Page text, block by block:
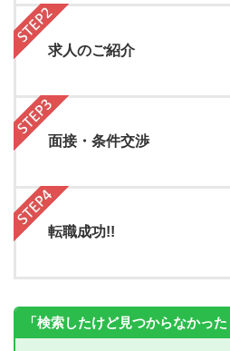
求人のご紹介
面接・条件交渉
転職成功!!
「検索したけど見つからなかった